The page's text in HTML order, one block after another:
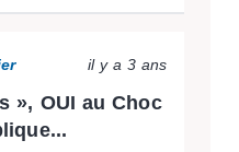
il y a 3 ans
», OUI au Choc